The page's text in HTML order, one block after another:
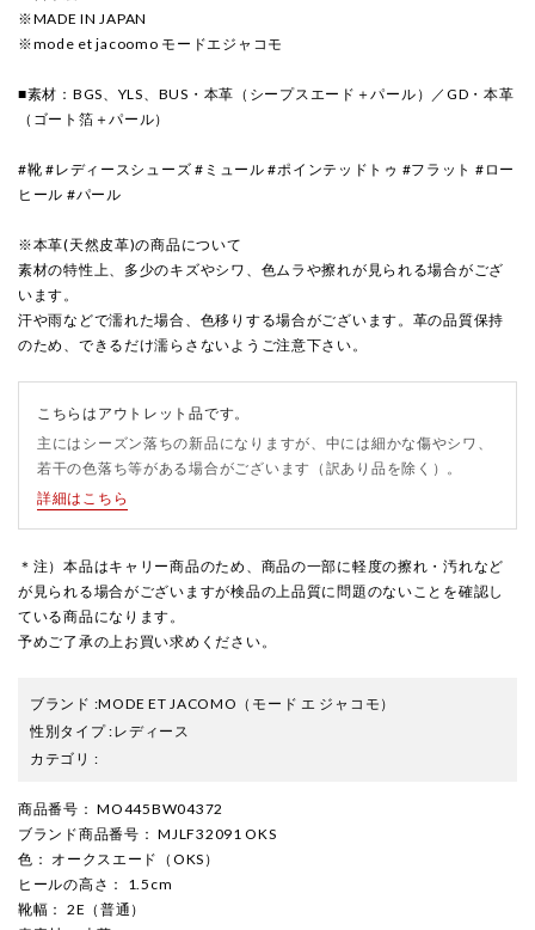
※MADE IN JAPAN
※mode et jacoomo モードエジャコモ
■素材：BGS、YLS、BUS・本革（シープスエード＋パール）／GD・本革
（ゴート箔＋パール）
#靴 #レディースシューズ #ミュール #ポインテッドトゥ #フラット #ロー
ヒール #パール
※本革(天然皮革)の商品について
素材の特性上、多少のキズやシワ、色ムラや擦れが見られる場合がござ
います。
汗や雨などで濡れた場合、色移りする場合がございます。革の品質保持
のため、できるだけ濡らさないようご注意下さい。
こちらはアウトレット品です。
主にはシーズン落ちの新品になりますが、中には細かな傷やシワ、
若干の色落ち等がある場合がございます（訳あり品を除く）。
詳細はこちら
＊注）本品はキャリー商品のため、商品の一部に軽度の擦れ・汚れなど
が見られる場合がございますが検品の上品質に問題のないことを確認し
ている商品になります。
予めご了承の上お買い求めください。
ブランド :MODE ET JACOMO （モード エ ジャコモ）
性別タイプ:レディース
カテゴリ :
商品番号 ： MO445BW04372
ブランド商品番号 ： MJLF32091 OKS
色 ： オークスエード（OKS）
ヒールの高さ ： 1.5cm
靴幅 ： 2E（普通）